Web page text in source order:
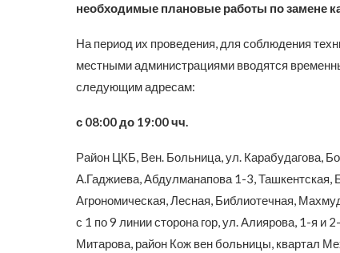
необходимые плановые работы по замене
На период их проведения, для соблюдения
местными администрациями вводятся
следующим адресам:
с 08:00 до 19:00 чч.
Район ЦКБ, Вен. Больница, ул. Карабудагова,
А.Гаджиева, Абдулманапова 1-3,
Агрономическая, Лесная, Библиотечная,
с 1 по 9 линии сторона гор, ул. Алиярова, 1-я и
Митарова, район Кож вен больницы, квартал